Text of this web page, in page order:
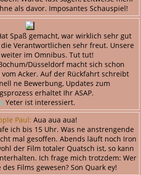
als davor. Imposantes Schauspiel!
Spaß gemacht, war wirklich sehr gut
Verantwortlichen sehr freut. Unsere
weiter im Omnibus. Tut tut!
Düsseldorf macht sich schon
Acker. Auf der Rückfahrt schreibt
ne Bewerbung, Updates zum
erhaltet Ihr ASAP.
Yeter ist interessiert.
Paul: Aua aua aua!
ich bis 15 Uhr. Was ne anstrengende
mal gesoffen. Abends läuft noch Iron
der Film totaler Quatsch ist, so kann
Ich frage mich trotzdem: Wer
Films gewesen? Son Quark ey!